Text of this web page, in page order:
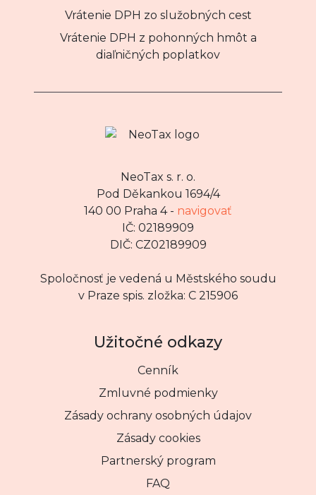
Vrátenie DPH zo služobných cest
Vrátenie DPH z pohonných hmôt a
diaľničných poplatkov
NeoTax s. r. o.
Pod Děkankou 1694/4
140 00 Praha 4 - navigovať
IČ: 02189909
DIČ: CZ02189909
Spoločnosť je vedená u Městského soudu
v Praze spis. zložka: C 215906
Užitočné odkazy
Cenník
Zmluvné podmienky
Zásady ochrany osobných údajov
Zásady cookies
Partnerský program
FAQ